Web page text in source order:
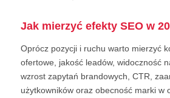
Jak mierzyć efekty SEO w
Oprócz pozycji i ruchu warto mierzyć
ofertowe, jakość leadów, widoczność
wzrost zapytań brandowych, CTR,
użytkowników oraz obecność marki w